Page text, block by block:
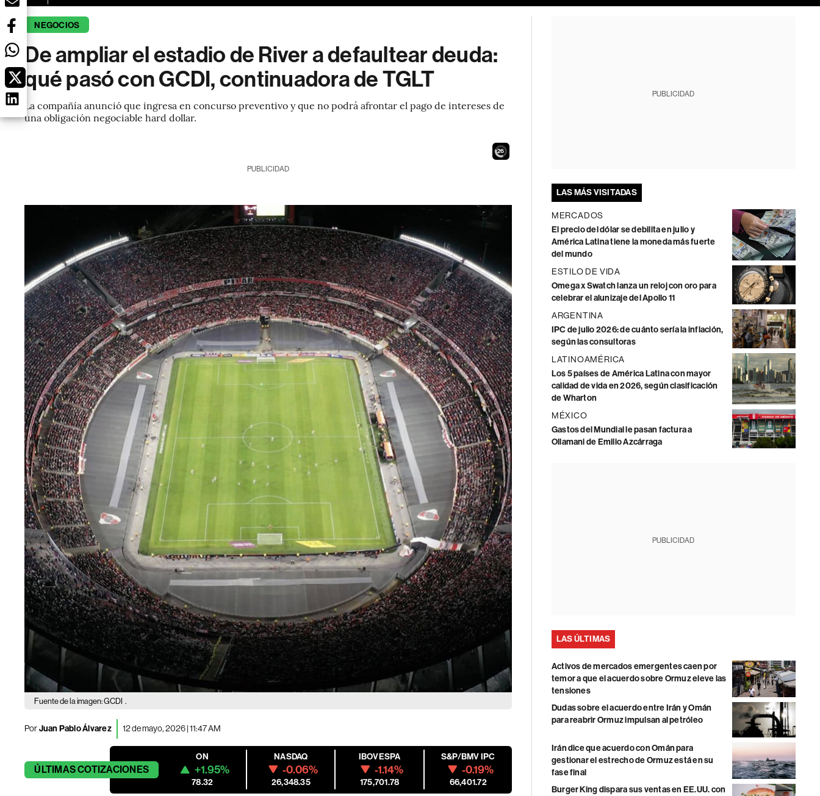
NEGOCIOS
De ampliar el estadio de River a defaultear deuda:
qué pasó con GCDI, continuadora de TGLT
La compañía anunció que ingresa en concurso preventivo y que no podrá afrontar el pago de intereses de
una obligación negociable hard dollar.
24
PUBLICIDAD
Fuente de la imagen: GCDI .
PorJuan Pablo Álvarez 12 de mayo, 2026 | 11:47 AM
ÚLTIMASCOTIZACIONES
ON
+1.95%
78.32
NASDAQ
-0.06%
26,348.35
IBOVESPA
-1.14%
175,701.78
S&P/BMV IPC
-0.19%
66,401.72
PUBLICIDAD
LAS MÁS VISITADAS
MERCADOS
El precio del dólar se debilita en julio y
América Latina tiene la moneda más fuerte
del mundo
ESTILO DE VIDA
Omega x Swatch lanza un reloj con oro para
celebrar el alunizaje del Apollo 11
ARGENTINA
IPC de julio 2026: de cuánto sería la inflación,
según las consultoras
LATINOAMÉRICA
Los 5 países de América Latina con mayor
calidad de vida en 2026, según clasificación
de Wharton
MÉXICO
Gastos del Mundial le pasan factura a
Ollamani de Emilio Azcárraga
PUBLICIDAD
LAS ÚLTIMAS
Activos de mercados emergentes caen por
temor a que el acuerdo sobre Ormuz eleve las
tensiones
Dudas sobre el acuerdo entre Irán y Omán
para reabrir Ormuz impulsan al petróleo
Irán dice que acuerdo con Omán para
gestionar el estrecho de Ormuz está en su
fase final
Burger King dispara sus ventas en EE.UU. con